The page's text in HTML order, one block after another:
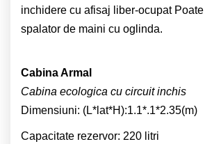
inchidere cu afisaj liber-ocupat
spalator de maini cu oglinda.
Cabina Armal
Cabina ecologica cu circuit inchis
Dimensiuni: (L*lat*H):1.1*.1*2.35(m)
Capacitate rezervor: 220 litri